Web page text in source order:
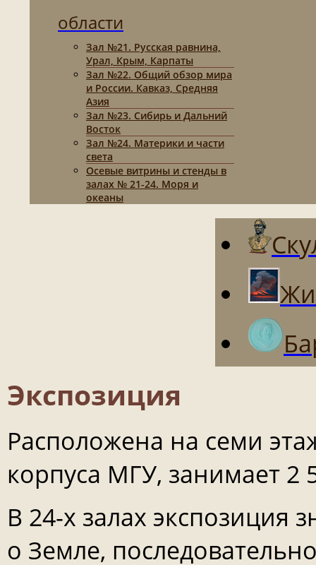
области
Зал №21. Русская равнина,
Урал, Крым, Карпаты
Зал №22. Общий обзор мира
и России. Кавказ, Средняя
Азия
Зал №23. Сибирь и Дальний
Восток
Зал №24. Материки и части
света
Осевые витрины и стенды в
залах № 21-24. Моря и
океаны
Экспозиция
Расположена на семи
корпуса МГУ, занимает 2
В 24-х залах экспозиция
о Земле,